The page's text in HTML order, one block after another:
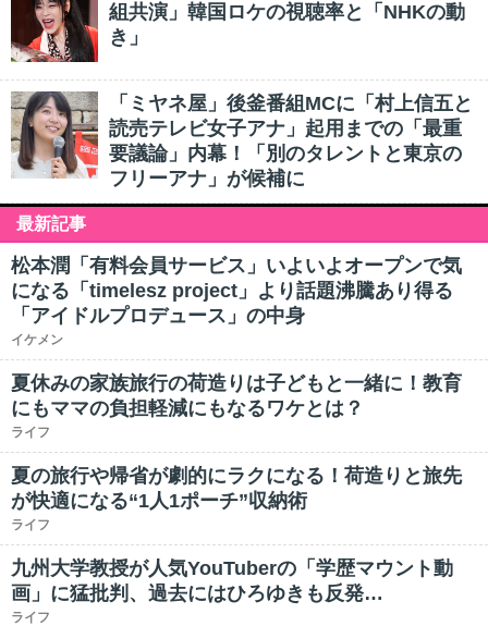
組共演」韓国ロケの視聴率と「NHKの動
き」
「ミヤネ屋」後釜番組MCに「村上信五と
読売テレビ女子アナ」起用までの「最重
要議論」内幕！「別のタレントと東京の
フリーアナ」が候補に
最新記事
松本潤「有料会員サービス」いよいよオープンで気
になる「timelesz project」より話題沸騰あり得る
「アイドルプロデュース」の中身
イケメン
夏休みの家族旅行の荷造りは子どもと一緒に！教育
にもママの負担軽減にもなるワケとは？
ライフ
夏の旅行や帰省が劇的にラクになる！荷造りと旅先
が快適になる“1人1ポーチ”収納術
ライフ
九州大学教授が人気YouTuberの「学歴マウント動
画」に猛批判、過去にはひろゆきも反発…
ライフ